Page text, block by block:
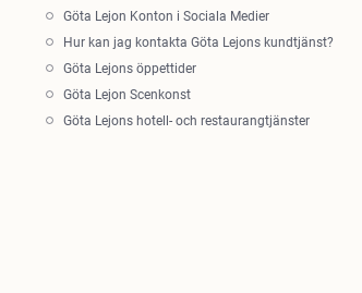
Göta Lejon Konton i Sociala Medier
Hur kan jag kontakta Göta Lejons kundtjänst?
Göta Lejons öppettider
Göta Lejon Scenkonst
Göta Lejons hotell- och restaurangtjänster